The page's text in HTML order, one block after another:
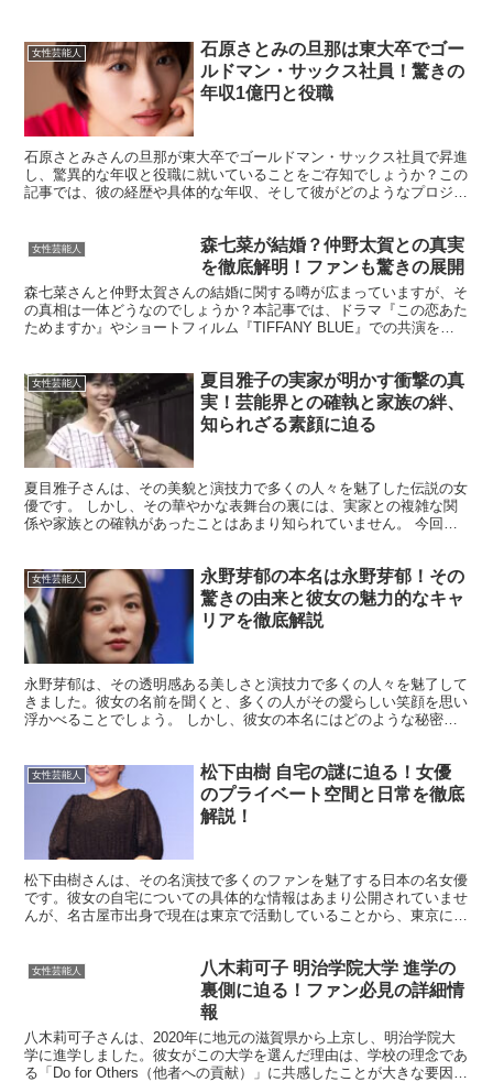
女性芸能人
石原さとみの旦那は東大卒でゴー
ルドマン・サックス社員！驚きの
年収1億円と役職
石原さとみさんの旦那が東大卒でゴールドマン・サックス社員で昇進
し、驚異的な年収と役職に就いていることをご存知でしょうか？この
記事では、彼の経歴や具体的な年収、そして彼がどのようなプロジェ
女性芸能人
森七菜が結婚？仲野太賀との真実
を徹底解明！ファンも驚きの展開
森七菜さんと仲野太賀さんの結婚に関する噂が広まっていますが、そ
の真相は一体どうなのでしょうか？本記事では、ドラマ『この恋あた
ためますか』やショートフィルム『TIFFANY BLUE』での共演をき
女性芸能人
夏目雅子の実家が明かす衝撃の真
実！芸能界との確執と家族の絆、
知られざる素顔に迫る
夏目雅子さんは、その美貌と演技力で多くの人々を魅了した伝説の女
優です。 しかし、その華やかな表舞台の裏には、実家との複雑な関
係や家族との確執があったことはあまり知られていません。 今回
女性芸能人
永野芽郁の本名は永野芽郁！その
驚きの由来と彼女の魅力的なキャ
リアを徹底解説
永野芽郁は、その透明感ある美しさと演技力で多くの人々を魅了して
きました。彼女の名前を聞くと、多くの人がその愛らしい笑顔を思い
浮かべることでしょう。 しかし、彼女の本名にはどのような秘密が
女性芸能人
松下由樹 自宅の謎に迫る！女優
のプライベート空間と日常を徹底
解説！
松下由樹さんは、その名演技で多くのファンを魅了する日本の名女優
です。彼女の自宅についての具体的な情報はあまり公開されていませ
んが、名古屋市出身で現在は東京で活動していることから、東京に居
女性芸能人
八木莉可子 明治学院大学 進学の
裏側に迫る！ファン必見の詳細情
報
八木莉可子さんは、2020年に地元の滋賀県から上京し、明治学院大
学に進学しました。彼女がこの大学を選んだ理由は、学校の理念であ
る「Do for Others（他者への貢献）」に共感したことが大きな要因で